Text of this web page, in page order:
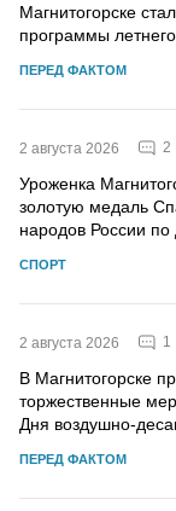
Магнитогорске
программы
ПЕРЕД ФАКТОМ
2 августа 2026 2
Уроженка
золотую медаль
народов России
СПОРТ
2 августа 2026 1
В Магнитогорске
торжественные
Дня воздушно-
ПЕРЕД ФАКТОМ